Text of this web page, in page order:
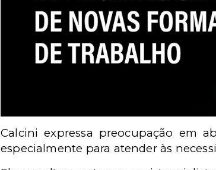
Calcini expressa preocupação em
especialmente para atender às